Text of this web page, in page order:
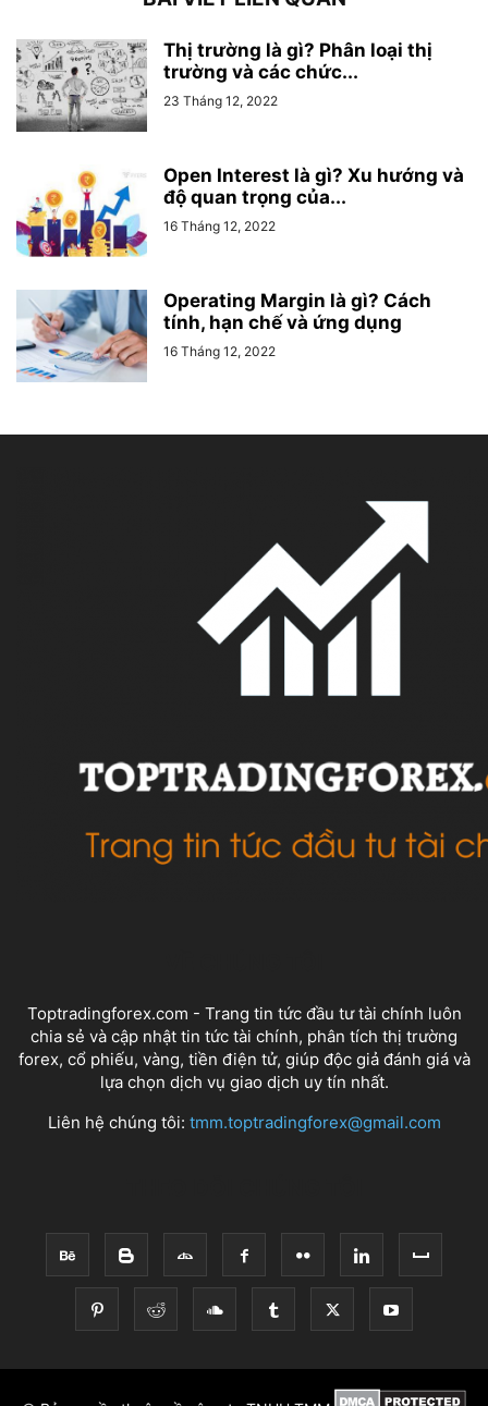
Thị trường là gì? Phân loại thị
trường và các chức...
23 Tháng 12, 2022
Open Interest là gì? Xu hướng và
độ quan trọng của...
16 Tháng 12, 2022
Operating Margin là gì? Cách
tính, hạn chế và ứng dụng
16 Tháng 12, 2022
Toptradingforex.com - Trang tin tức đầu tư tài chính luôn
chia sẻ và cập nhật tin tức tài chính, phân tích thị trường
forex, cổ phiếu, vàng, tiền điện tử, giúp độc giả đánh giá và
lựa chọn dịch vụ giao dịch uy tín nhất.
Liên hệ chúng tôi: tmm.toptradingforex@gmail.com